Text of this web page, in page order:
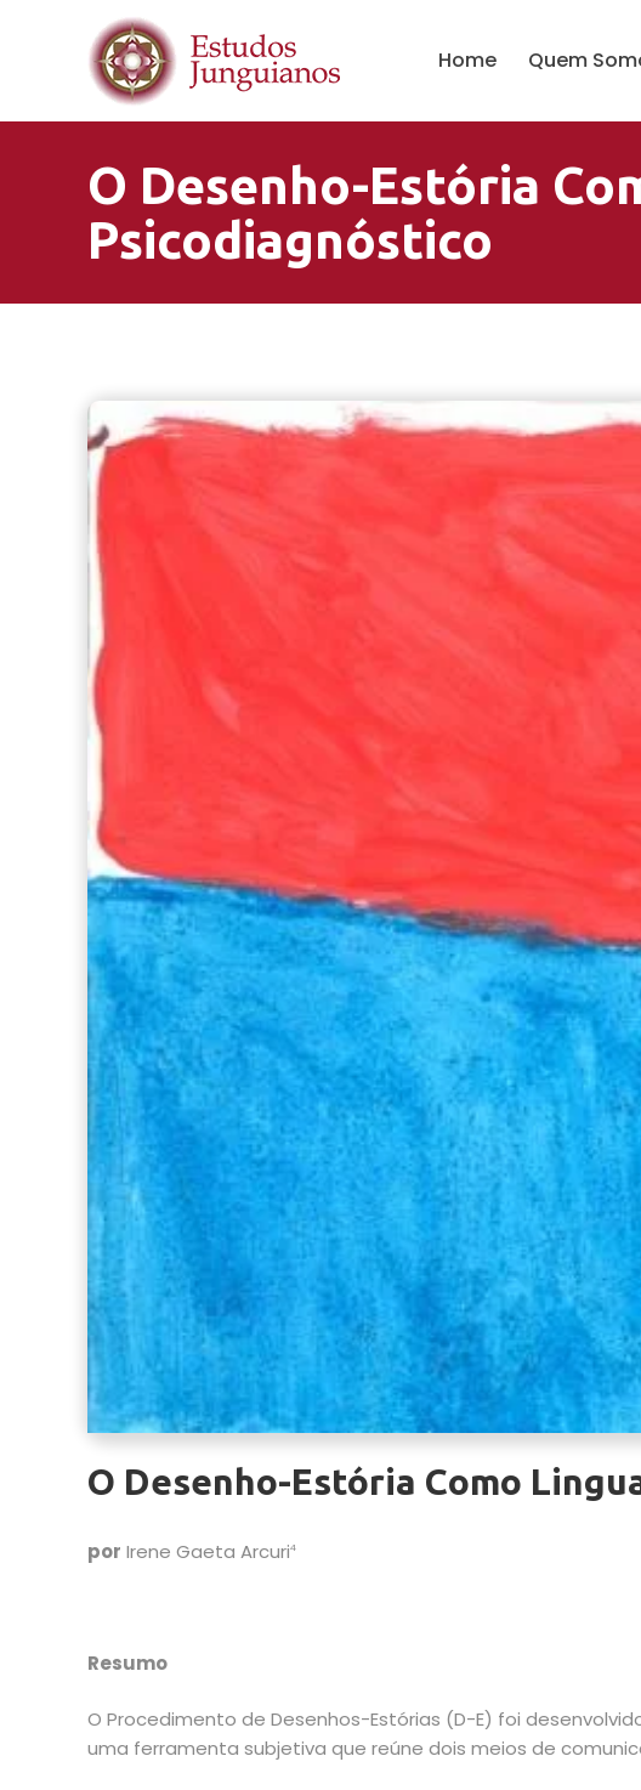
Home Quem
O Desenho-Estória
Psicodiagnóstico
O Desenho-Estória Como
por Irene Gaeta Arcuri4
Resumo
O Procedimento de Desenhos-Estórias (D-E) foi
uma ferramenta subjetiva que reúne dois meios de